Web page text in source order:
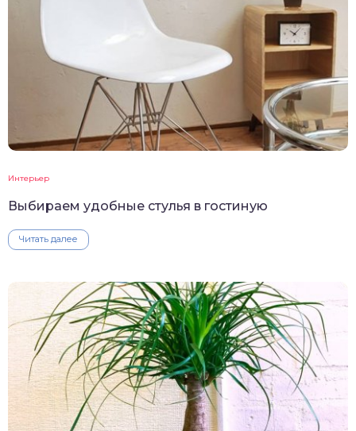
Интерьер
Выбираем удобные стулья в гостиную
Читать далее